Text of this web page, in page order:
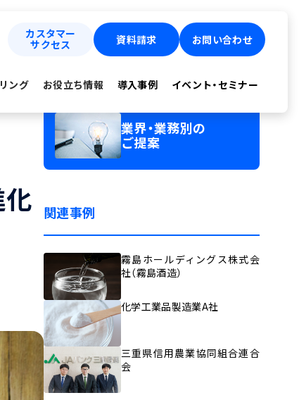
ング お役立ち情報 導入事例 イベント・セミナー
カスタマー
サクセス
資料請求 お問い合わせ
化
業界・業務別の
ご提案
関連事例
霧島ホールディングス株式会
社（霧島酒造）
化学工業品製造業A社
三重県信用農業協同組合連合
会